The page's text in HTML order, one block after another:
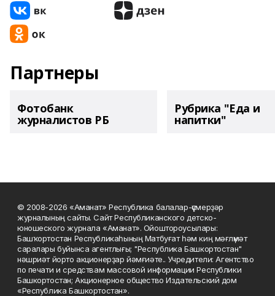
Партнеры
Фотобанк
журналистов РБ
Рубрика "Еда и
напитки"
© 2008-2026 «Аманат» Республика балалар-үҫмерҙәр
журналының сайты. Сайт Республиканского детско-
юношеского журнала «Аманат». Ойоштороусылары:
Башҡортостан Республикаһының Матбуғат һәм киң мәғлүмәт
саралары буйынса агентлығы; "Республика Башкортостан"
нәшриәт йорто акционерҙар йәмғиәте.. Учредители: Агентство
по печати и средствам массовой информации Республики
Башкортостан; Акционерное общество Издательский дом
«Республика Башкортостан».